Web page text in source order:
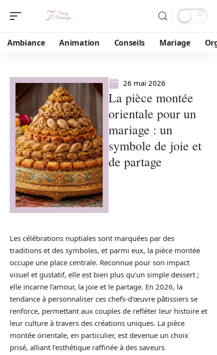
Ambiance Animation Conseils Mariage
26 mai 2026
La pièce montée
orientale pour un
mariage : un
symbole de joie et
de partage
Les célébrations nuptiales sont marquées par des
traditions et des symboles, et parmi eux, la pièce montée
occupe une place centrale. Reconnue pour son impact
visuel et gustatif, elle est bien plus qu’un simple dessert ;
elle incarne l’amour, la joie et le partage. En 2026, la
tendance à personnaliser ces chefs-d’œuvre pâtissiers se
renforce, permettant aux couples de refléter leur histoire et
leur culture à travers des créations uniques. La pièce
montée orientale, en particulier, est devenue un choix
prisé, alliant l’esthétique raffinée à des saveurs